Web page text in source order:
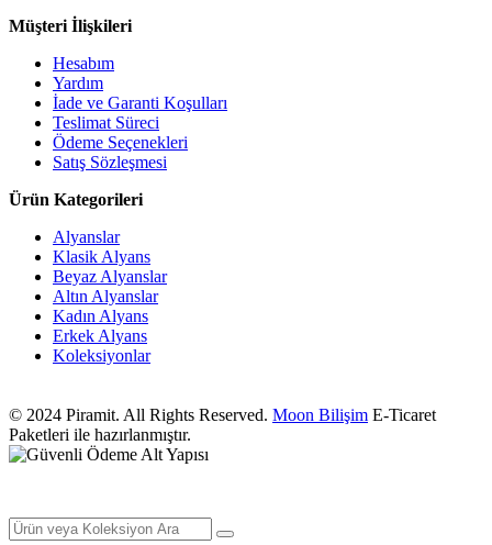
Müşteri İlişkileri
Hesabım
Yardım
İade ve Garanti Koşulları
Teslimat Süreci
Ödeme Seçenekleri
Satış Sözleşmesi
Ürün Kategorileri
Alyanslar
Klasik Alyans
Beyaz Alyanslar
Altın Alyanslar
Kadın Alyans
Erkek Alyans
Koleksiyonlar
© 2024 Piramit. All Rights Reserved. Moon Bilişim E-Ticaret
Paketleri ile hazırlanmıştır.